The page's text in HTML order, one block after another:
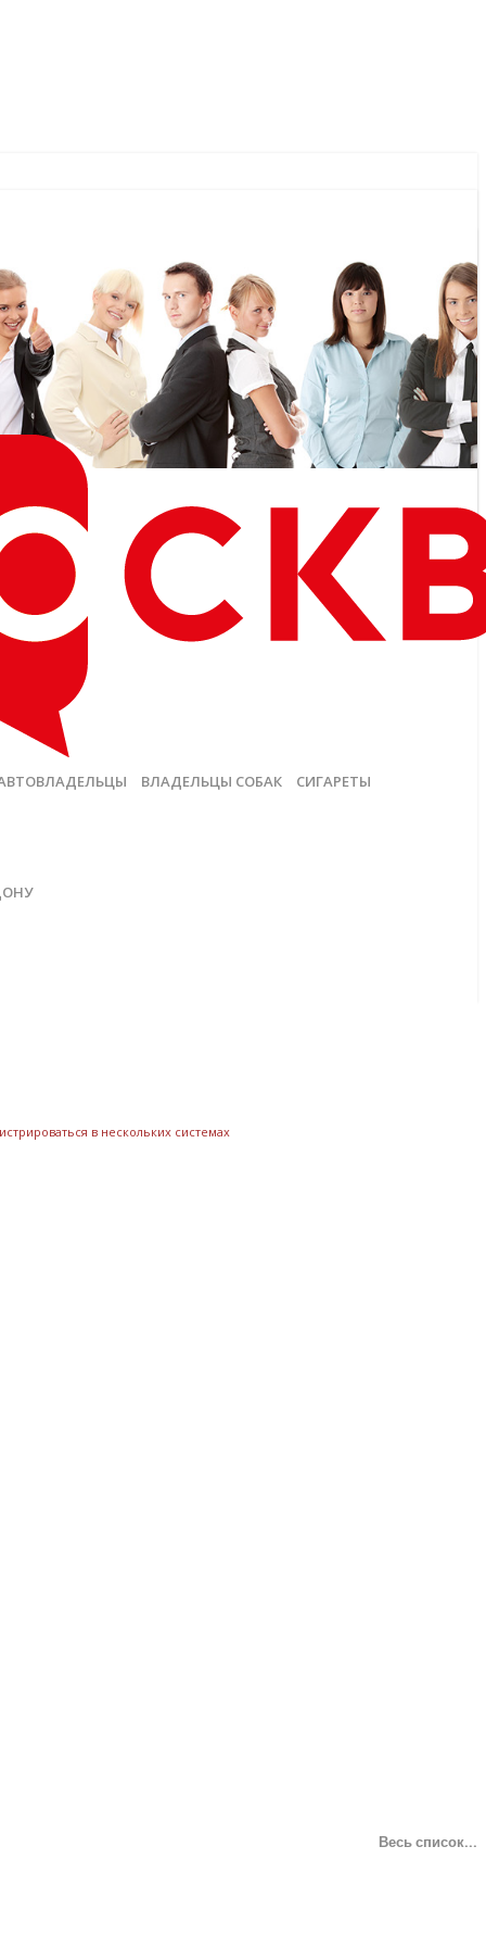
ВЛАДЕЛЬЦЫ СОБАК СИГАРЕТЫ
в нескольких системах
Весь список...